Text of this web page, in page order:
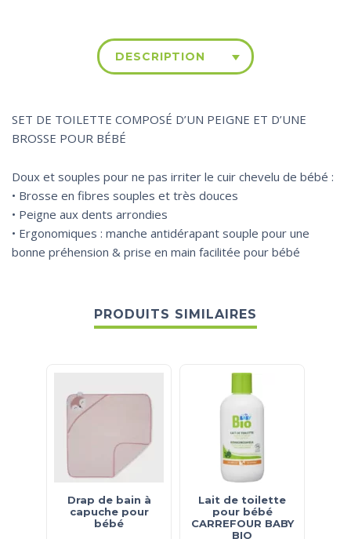
DESCRIPTION
SET DE TOILETTE COMPOSÉ D’UN PEIGNE ET D’UNE
BROSSE POUR BÉBÉ
Doux et souples pour ne pas irriter le cuir chevelu de bébé :
• Brosse en fibres souples et très douces
• Peigne aux dents arrondies
• Ergonomiques : manche antidérapant souple pour une
bonne préhension & prise en main facilitée pour bébé
PRODUITS SIMILAIRES
Drap de bain à
capuche pour
bébé
Lait de toilette
pour bébé
CARREFOUR BABY
BIO